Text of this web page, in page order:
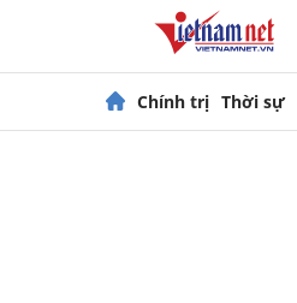
Chính trị Thời sự